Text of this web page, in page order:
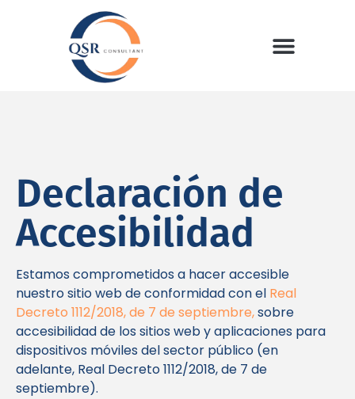
Declaración de
Accesibilidad
Estamos comprometidos a hacer accesible
nuestro sitio web de conformidad con el Real
Decreto 1112/2018, de 7 de septiembre,sobre
accesibilidad de los sitios web y aplicaciones para
dispositivos móviles del sector público (en
adelante, Real Decreto 1112/2018, de 7 de
septiembre).